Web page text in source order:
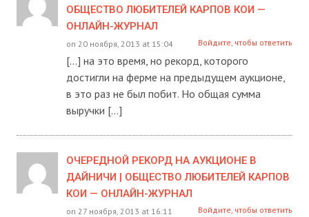
ОБЩЕСТВО ЛЮБИТЕЛЕЙ КАРПОВ КОИ —
ОНЛАЙН-ЖУРНАЛ
on 20 ноября, 2013 at 15:04 Войдите, чтобы ответить
[…] на это время, но рекорд, которого
достигли на ферме на предыдущем аукционе,
в это раз не был побит. Но общая сумма
выручки […]
ОЧЕРЕДНОЙ РЕКОРД НА АУКЦИОНЕ В
ДАЙНИЧИ | ОБЩЕСТВО ЛЮБИТЕЛЕЙ КАРПОВ
КОИ — ОНЛАЙН-ЖУРНАЛ
on 27 ноября, 2013 at 16:11 Войдите, чтобы ответить